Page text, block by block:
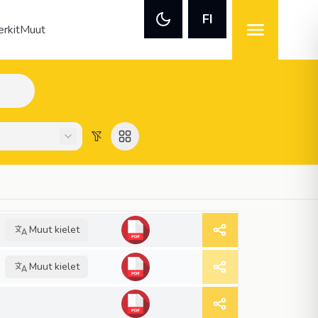
Muut
FI
Muut kielet
Muut kielet